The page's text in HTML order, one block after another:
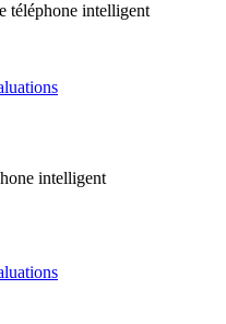
téléphone intelligent
intelligent